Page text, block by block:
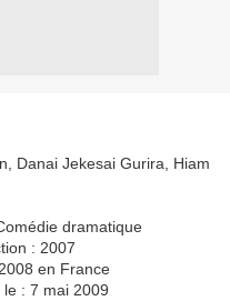
Danai Jekesai Gurira, Hiam
dramatique
: 2007
en France
: 7 mai 2009